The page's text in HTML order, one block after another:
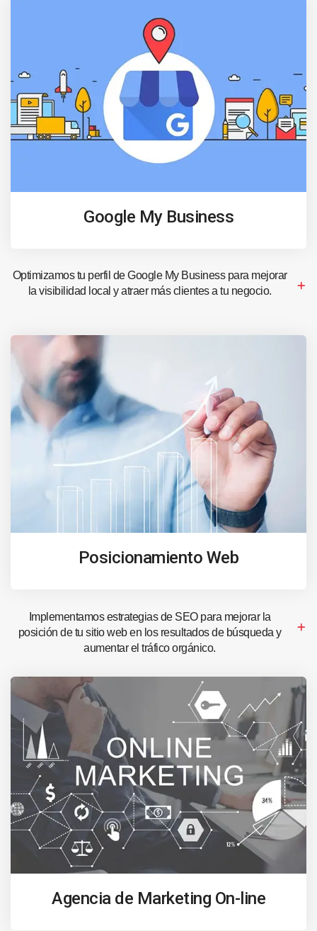
Google My Business
Optimizamos tu perfil de Google My Business para mejorar
la visibilidad local y atraer más clientes a tu negocio.
Posicionamiento Web
Implementamos estrategias de SEO para mejorar la
posición de tu sitio web en los resultados de búsqueda y
aumentar el tráfico orgánico.
Agencia de Marketing On-line